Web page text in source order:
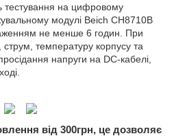
тестування на цифровому
модулі Beich CH8710B
не менше 6 годин. При
температуру корпусу та
напруги на DC-кабелі,
від 300грн, це дозволяє